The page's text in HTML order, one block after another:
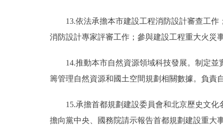
13.依法承擔本市建設工程消防設計審查工作
消防設計專家評審工作；參與建設工程重大火災
14.推動本市自然資源領域科技發展。制定並
籌管理自然資源和國土空間規劃相關數據。負責
15.承擔首都規劃建設委員會和北京歷史文化
擔向黨中央、國務院請示報告首都規劃建設重大